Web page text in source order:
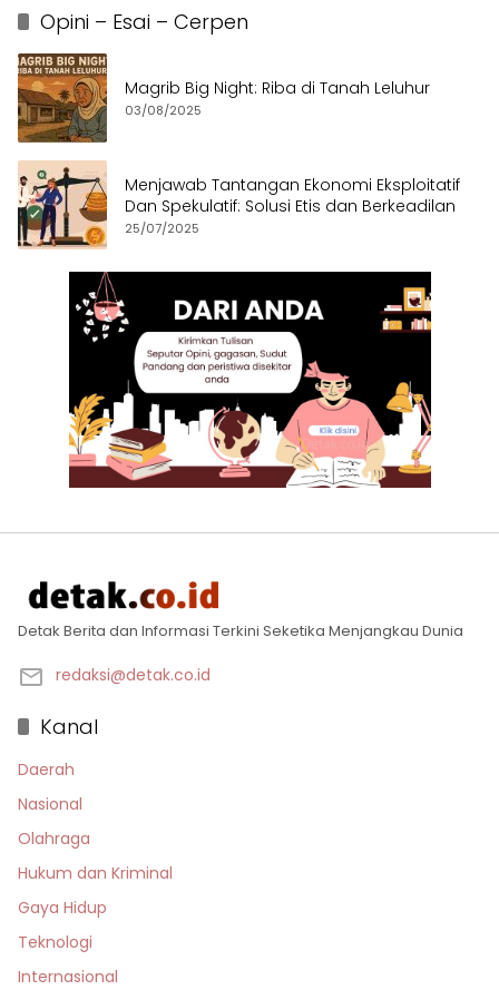
Opini – Esai – Cerpen
Magrib Big Night: Riba di Tanah Leluhur
03/08/2025
Menjawab Tantangan Ekonomi Eksploitatif
Dan Spekulatif: Solusi Etis dan Berkeadilan
25/07/2025
Detak Berita dan Informasi Terkini Seketika Menjangkau Dunia
redaksi@detak.co.id
Kanal
Daerah
Nasional
Olahraga
Hukum dan Kriminal
Gaya Hidup
Teknologi
Internasional